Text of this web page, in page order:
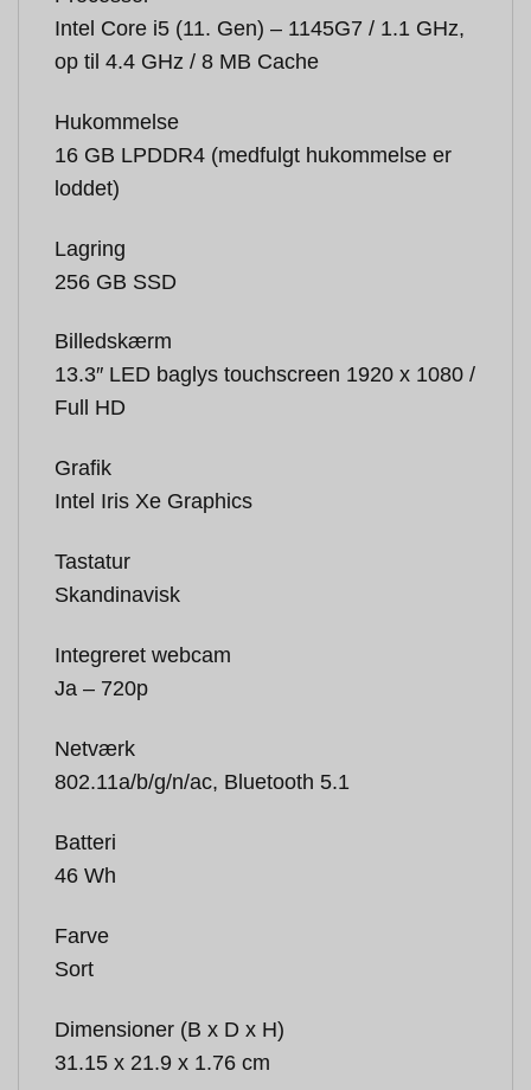
Intel Core i5 (11. Gen) – 1145G7 / 1.1 GHz,
op til 4.4 GHz / 8 MB Cache
Hukommelse
16 GB LPDDR4 (medfulgt hukommelse er
loddet)
Lagring
256 GB SSD
Billedskærm
13.3″ LED baglys touchscreen 1920 x 1080 /
Full HD
Grafik
Intel Iris Xe Graphics
Tastatur
Skandinavisk
Integreret webcam
Ja – 720p
Netværk
802.11a/b/g/n/ac, Bluetooth 5.1
Batteri
46 Wh
Farve
Sort
Dimensioner (B x D x H)
31.15 x 21.9 x 1.76 cm